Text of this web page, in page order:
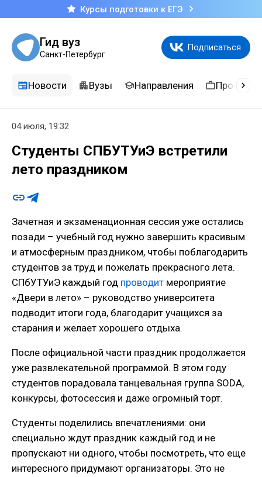
Курсы подготовки к ЕГЭ
Гид вуз
Санкт-Петербург
Подписаться
Новости Вузы Направления
04 июля, 19:32
Студенты СПБУТУиЭ встретили
лето праздником
Зачетная и экзаменационная сессия уже остались
позади – учебный год нужно завершить красивым
и атмосферным праздником, чтобы поблагодарить
студентов за труд и пожелать прекрасного лета.
СПбУТУиЭ каждый год проводит мероприятие
«Двери в лето» – руководство университета
подводит итоги года, благодарит учащихся за
старания и желает хорошего отдыха.
После официальной части праздник продолжается
уже развлекательной программой. В этом году
студентов порадовала танцевальная группа SODA,
конкурсы, фотосессия и даже огромный торт.
Студенты поделились впечатлениями: они
специально ждут праздник каждый год и не
пропускают ни одного, чтобы посмотреть, что еще
интересного придумают организаторы. Это не